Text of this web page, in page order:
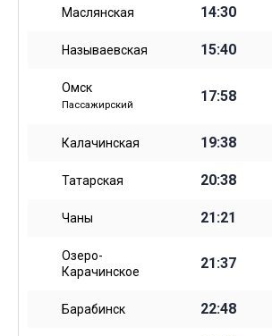
Маслянская 14:30
Называевская 15:40
Омск
Пассажирский
17:58
Калачинская 19:38
Татарская 20:38
Чаны 21:21
Озеро-
Карачинское
21:37
Барабинск 22:48